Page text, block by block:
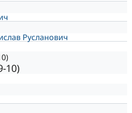
Русланович
10)